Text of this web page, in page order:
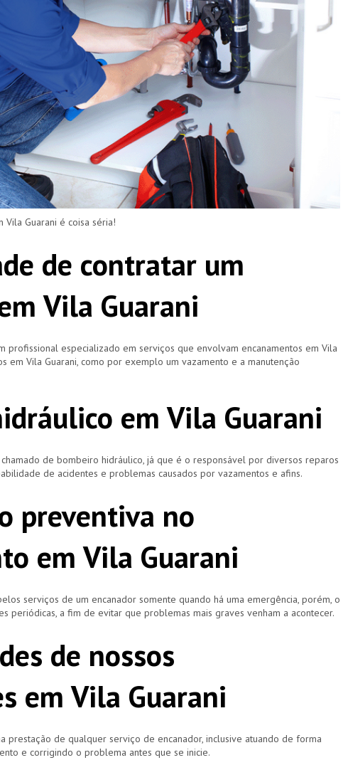
Guarani é coisa séria!
de contratar um
Vila Guarani
profissional especializado em serviços que envolvam encanamentos em Vila
em Vila Guarani, como por exemplo um vazamento e a manutenção
em Vila Guarani
de bombeiro hidráulico, já que é o responsável por diversos reparos
de acidentes e problemas causados por vazamentos e afins.
preventiva no
em Vila Guarani
serviços de um encanador somente quando há uma emergência, porém, o
periódicas, a fim de evitar que problemas mais graves venham a acontecer.
de nossos
em Vila Guarani
prestação de qualquer serviço de encanador, inclusive atuando de forma
e corrigindo o problema antes que se inicie.